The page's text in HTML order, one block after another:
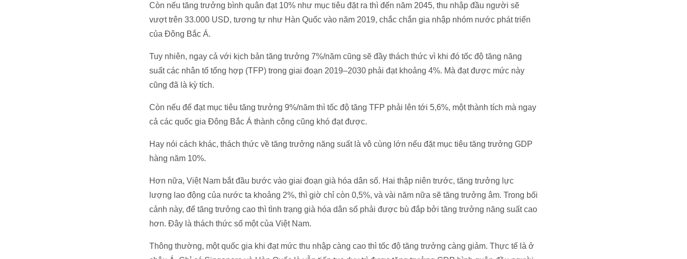
Còn nếu tăng trưởng bình quân đạt 10% như mục tiêu đặt ra thì đến năm 2045, thu nhập đầu người sẽ
vượt trên 33.000 USD, tương tự như Hàn Quốc vào năm 2019, chắc chắn gia nhập nhóm nước phát triển
của Đông Bắc Á.
Tuy nhiên, ngay cả với kịch bản tăng trưởng 7%/năm cũng sẽ đầy thách thức vì khi đó tốc độ tăng năng
suất các nhân tố tổng hợp (TFP) trong giai đoạn 2019–2030 phải đạt khoảng 4%. Mà đạt được mức này
cũng đã là kỳ tích.
Còn nếu để đạt mục tiêu tăng trưởng 9%/năm thì tốc độ tăng TFP phải lên tới 5,6%, một thành tích mà ngay
cả các quốc gia Đông Bắc Á thành công cũng khó đạt được.
Hay nói cách khác, thách thức về tăng trưởng năng suất là vô cùng lớn nếu đặt mục tiêu tăng trưởng GDP
hàng năm 10%.
Hơn nữa, Việt Nam bắt đầu bước vào giai đoạn già hóa dân số. Hai thập niên trước, tăng trưởng lực
lượng lao động của nước ta khoảng 2%, thì giờ chỉ còn 0,5%, và vài năm nữa sẽ tăng trưởng âm. Trong bối
cảnh này, để tăng trưởng cao thì tình trạng già hóa dân số phải được bù đắp bởi tăng trưởng năng suất cao
hơn. Đây là thách thức số một của Việt Nam.
Thông thường, một quốc gia khi đạt mức thu nhập càng cao thì tốc độ tăng trưởng càng giảm. Thực tế là ở